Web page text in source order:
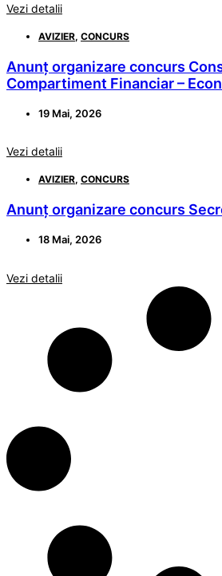
Vezi detalii
AVIZIER, CONCURS
Anunț organizare concurs
Compartiment Financiar –
19 Mai, 2026
Vezi detalii
AVIZIER, CONCURS
Anunț organizare concurs
18 Mai, 2026
Vezi detalii